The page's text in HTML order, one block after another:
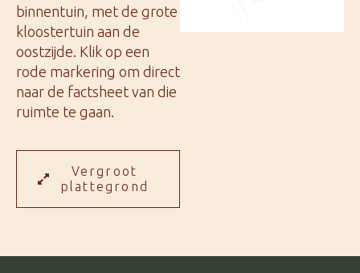
binnentuin, met de grote
kloostertuin aan de
oostzijde. Klik op een
rode markering om direct
naar de factsheet van die
ruimte te gaan.
Vergroot
plattegrond